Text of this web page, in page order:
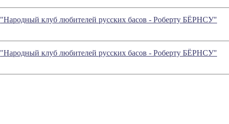
"Народный клуб любителей русских басов - Роберту БЁРНСУ"
"Народный клуб любителей русских басов - Роберту БЁРНСУ"